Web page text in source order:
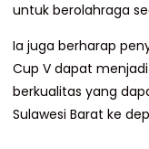
untuk berolahraga
Ia juga berharap
Cup V dapat
berkualitas yang
Sulawesi Barat ke